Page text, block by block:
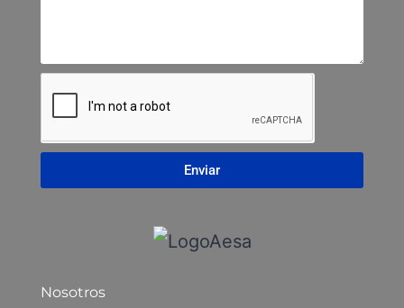
Enviar
Nosotros